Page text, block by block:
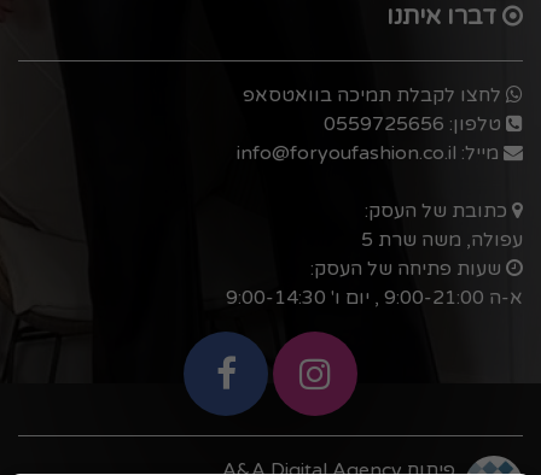
דברו איתנו
לחצו לקבלת תמיכה בוואטסאפ
טלפון: 0559725656
מייל: info@foryoufashion.co.il
כתובת של העסק:
עפולה, משה שרת 5
שעות פתיחה של העסק:
א-ה 9:00-21:00 , יום ו' 9:00-14:30
פיתוח A&A Digital Agency